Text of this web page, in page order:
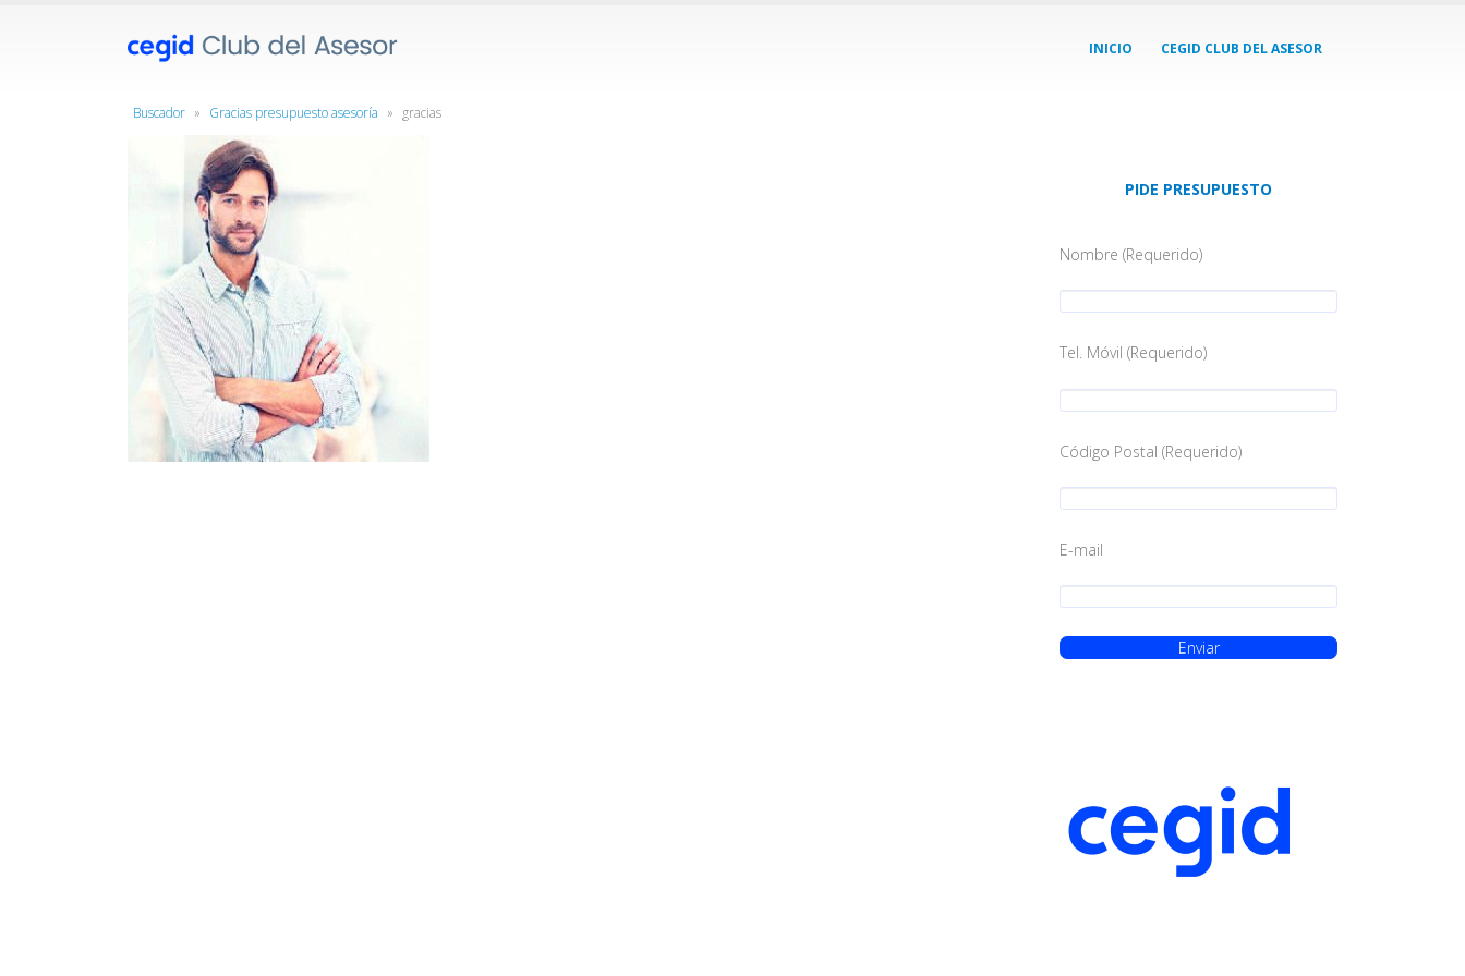
INICIO CEGID CLUB DEL ASESOR
Buscador » Gracias presupuesto asesoría » gracias
PIDE PRESUPUESTO
Nombre (Requerido)
Tel. Móvil (Requerido)
Código Postal (Requerido)
E-mail